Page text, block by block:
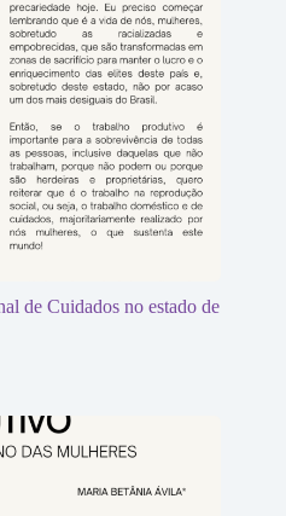
de Cuidados no estado de